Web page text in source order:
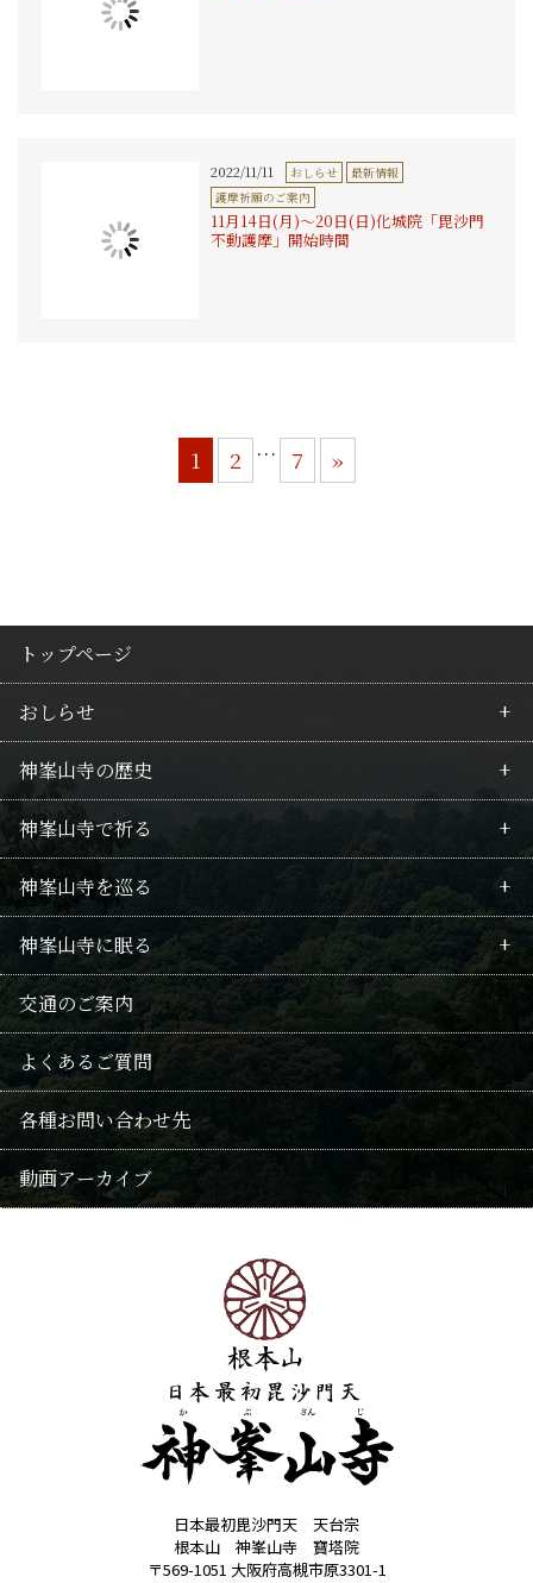
2022/11/11 おしらせ
最新情報
護摩祈願のご案内
11月14日(月)〜20日(日)化城院「毘沙門
不動護摩」開始時間
1 2 … 7 »
トップページ
おしらせ
最新情報
行事のご案内
護摩祈願のご案内
回向供養法要のご案内
修験の記録
神峯山寺の歴史
皇族の所縁
行者の歴史
山岳信仰
武士・豪商の関係
神峯山寺で祈る
毘沙門不動護摩
拝仏
仏像たち
本尊毘沙門天
阿弥陀信仰
修験
神峯山寺を巡る
境内案内
御朱印・巡礼の地
授与品
おみくじ
歳時記(年中行事・花)
神峯山寺に眠る
供養
千日連続供養
供養法要・随時回向
遺骨葬
大仏塔「慈晃」
交通のご案内
よくあるご質問
各種お問い合わせ先
動画アーカイブ
日本最初毘沙門天 天台宗
根本山 神峯山寺 寶塔院
〒569-1051 大阪府高槻市原3301-1